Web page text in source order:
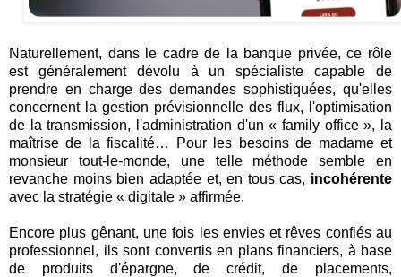
Naturellement, dans le cadre de la banque privée, ce rôle
est généralement dévolu à un spécialiste capable de
prendre en charge des demandes sophistiquées, qu'elles
concernent la gestion prévisionnelle des flux, l'optimisation
de la transmission, l'administration d'un « family office », la
maîtrise de la fiscalité… Pour les besoins de madame et
monsieur tout-le-monde, une telle méthode semble en
revanche moins bien adaptée et, en tous cas, incohérente
avec la stratégie « digitale » affirmée.
Encore plus gênant, une fois les envies et rêves confiés au
professionnel, ils sont convertis en plans financiers, à base
de produits d'épargne, de crédit, de placements,